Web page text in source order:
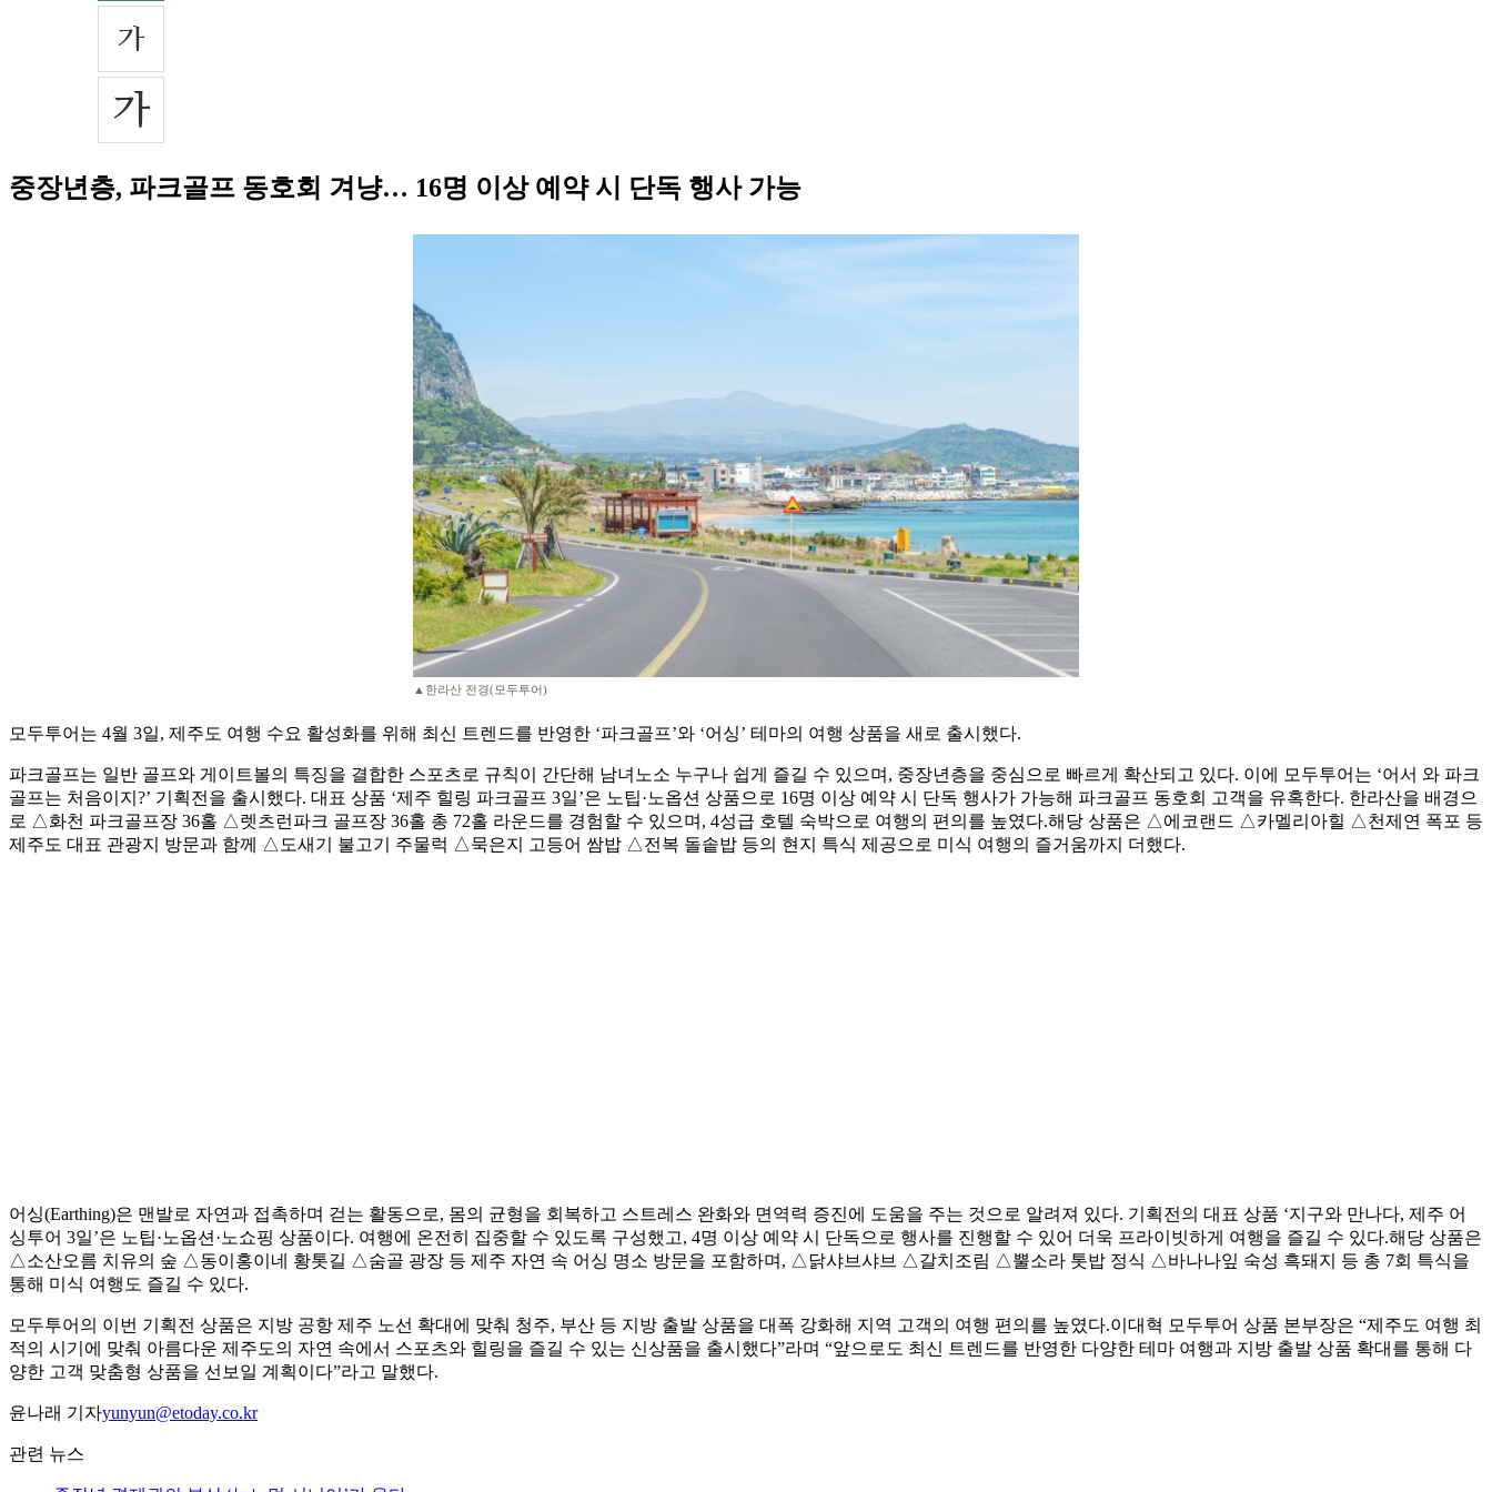
중장년층, 파크골프 동호회 겨냥… 16명 이상 예약 시 단독 행사 가능
▲한라산 전경(모두투어)
모두투어는 4월 3일, 제주도 여행 수요 활성화를 위해 최신 트렌드를 반영한 ‘파크골프’와 ‘어싱’ 테마의 여행 상품을 새로 출시했다.
파크골프는 일반 골프와 게이트볼의 특징을 결합한 스포츠로 규칙이 간단해 남녀노소 누구나 쉽게 즐길 수 있으며, 중장년층을 중심으로 빠르게 확산되고 있다. 이에 모두투어는 ‘어서 와 파크
골프는 처음이지?’ 기획전을 출시했다. 대표 상품 ‘제주 힐링 파크골프 3일’은 노팁·노옵션 상품으로 16명 이상 예약 시 단독 행사가 가능해 파크골프 동호회 고객을 유혹한다. 한라산을 배경으
로 △화천 파크골프장 36홀 △렛츠런파크 골프장 36홀 총 72홀 라운드를 경험할 수 있으며, 4성급 호텔 숙박으로 여행의 편의를 높였다.해당 상품은 △에코랜드 △카멜리아힐 △천제연 폭포 등
제주도 대표 관광지 방문과 함께 △도새기 불고기 주물럭 △묵은지 고등어 쌈밥 △전복 돌솥밥 등의 현지 특식 제공으로 미식 여행의 즐거움까지 더했다.
어싱(Earthing)은 맨발로 자연과 접촉하며 걷는 활동으로, 몸의 균형을 회복하고 스트레스 완화와 면역력 증진에 도움을 주는 것으로 알려져 있다. 기획전의 대표 상품 ‘지구와 만나다, 제주 어
싱투어 3일’은 노팁·노옵션·노쇼핑 상품이다. 여행에 온전히 집중할 수 있도록 구성했고, 4명 이상 예약 시 단독으로 행사를 진행할 수 있어 더욱 프라이빗하게 여행을 즐길 수 있다.해당 상품은
△소산오름 치유의 숲 △동이홍이네 황톳길 △숨골 광장 등 제주 자연 속 어싱 명소 방문을 포함하며, △닭샤브샤브 △갈치조림 △뿔소라 톳밥 정식 △바나나잎 숙성 흑돼지 등 총 7회 특식을
통해 미식 여행도 즐길 수 있다.
모두투어의 이번 기획전 상품은 지방 공항 제주 노선 확대에 맞춰 청주, 부산 등 지방 출발 상품을 대폭 강화해 지역 고객의 여행 편의를 높였다.이대혁 모두투어 상품 본부장은 “제주도 여행 최
적의 시기에 맞춰 아름다운 제주도의 자연 속에서 스포츠와 힐링을 즐길 수 있는 신상품을 출시했다”라며 “앞으로도 최신 트렌드를 반영한 다양한 테마 여행과 지방 출발 상품 확대를 통해 다
양한 고객 맞춤형 상품을 선보일 계획이다”라고 말했다.
윤나래 기자yunyun@etoday.co.kr
관련 뉴스